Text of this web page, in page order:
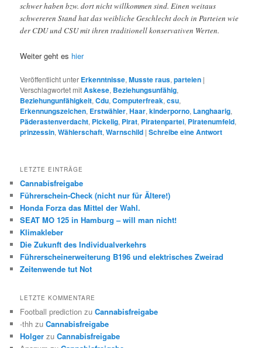
schwer haben bzw. dort nicht willkommen sind. Einen weitaus
schwereren Stand hat das weibliche Geschlecht doch in Parteien wie
der CDU und CSU mit ihren traditionell konservativen Werten.
Weiter geht es hier
Veröffentlicht unter Erkenntnisse,Musste raus,parteien |
Verschlagwortet mitAskese, Beziehungsunfähig,
Beziehungunfähigkeit,Cdu,Computerfreak,csu,
Erkennungszeichen, Erstwähler,Haar,kinderporno, Langhaarig,
Päderastenverdacht, Pickelig, Pirat, Piratenpartei, Piratenumfeld,
prinzessin,Wählerschaft,Warnschild |Schreibe eine Antwort
LETZTE EINTRÄGE
Cannabisfreigabe
Führerschein-Check (nicht nur für Ältere!)
Honda Forza das Mittel der Wahl.
SEAT MO 125 in Hamburg – will man nicht!
Klimakleber
Die Zukunft des Individualverkehrs
Führerscheinerweiterung B196 und elektrisches Zweirad
Zeitenwende tut Not
LETZTE KOMMENTARE
Football prediction zuCannabisfreigabe
-thh zuCannabisfreigabe
Holger zuCannabisfreigabe